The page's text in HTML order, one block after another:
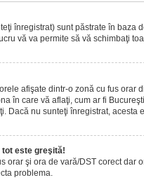
înregistrat) sunt păstrate în
vă va permite să vă schimbaţi
afişate dintr-o zonă cu fus
în care vă aflaţi, cum ar fi
Dacă nu sunteţi înregistrat, acesta
tot este greşită!
orar şi ora de vară/DST corect
problema.